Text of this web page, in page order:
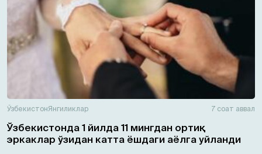
ЎзбекистонЯнгиликлар 7 соат аввал
Ўзбекистонда 1 йилда 11 мингдан ортиқ
эркаклар ўзидан катта ёшдаги аёлга уйланди